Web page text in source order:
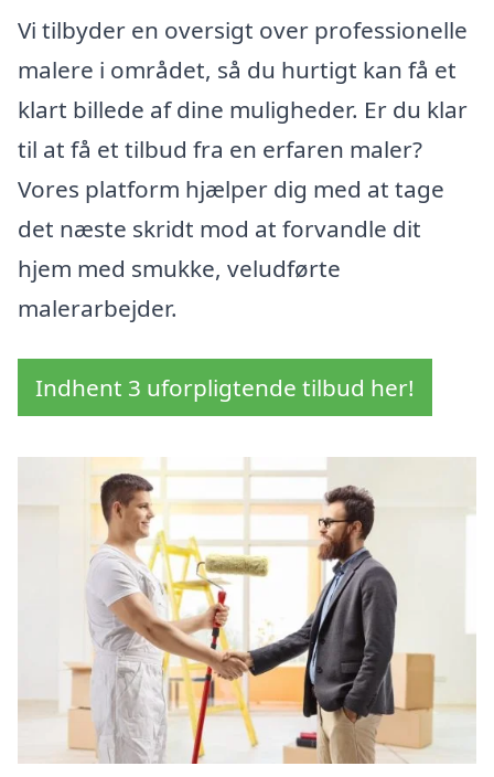
Vi tilbyder en oversigt over professionelle
malere i området, så du hurtigt kan få et
klart billede af dine muligheder. Er du klar
til at få et tilbud fra en erfaren maler?
Vores platform hjælper dig med at tage
det næste skridt mod at forvandle dit
hjem med smukke, veludførte
malerarbejder.
Indhent 3 uforpligtende tilbud her!